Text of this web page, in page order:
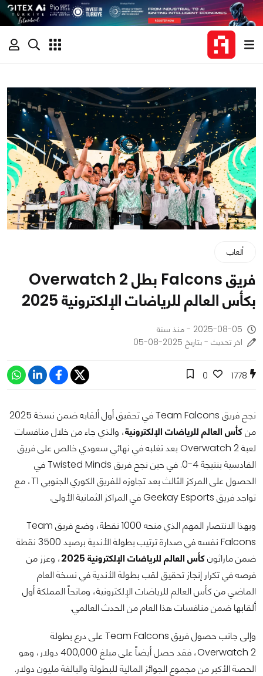
ألعاب
فريق Falcons بطل Overwatch 2
بكأس العالم للرياضات الإلكترونية 2025
2025-08-05 - منذ سنة
اخر تحديث - بتاريخ 2025-08-05
1778
0
نجح فريق Team Falcons في تحقيق أول ألقابه ضمن نسخة 2025
منكأس العالم للرياضات الإلكترونية، والذي جاء من خلال منافسات
لعبة Overwatch 2 بعد تغلبه في نهائي سعودي خالص على فريق
القادسية بنتيجة 4-0. في حين نجح فريق Twisted Minds في
الحصول على المركز الثالث بعد تجاوزه للفريق الكوري الجنوبي T1، مع
تواجد فريق Geekay Esports في المراكز الثمانية الأولى.
وبهذا الانتصار المهم الذي منحه 1000 نقطة، وضع فريق Team
Falcons نفسه في صدارة ترتيب بطولة الأندية برصيد 3500 نقطة
ضمن ماراثونكأس العالم للرياضات الإلكترونية 2025
، وعزز من
فرصه في تكرار إنجاز تحقيق لقب بطولة الأندية في نسخة العام
الماضي من كأس العالم للرياضات الإلكترونية، ومانحاً المملكة أول
ألقابها ضمن منافسات هذا العام من الحدث العالمي.
وإلى جانب حصول فريق Team Falcons على درع بطولة
Overwatch 2، فقد حصل أيضاً على مبلغ 400,000 دولار، وهو
الحصة الأكبر من مجموع الجوائز المالية للبطولة والبالغة مليون دولار.